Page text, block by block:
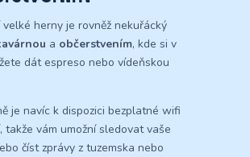
velké herny je rovněž nekuřácký
a občerstvením, kde si v
dát espreso nebo vídeňskou
je navíc k dispozici bezplatné wifi
takže vám umožní sledovat vaše
číst zprávy z tuzemska nebo